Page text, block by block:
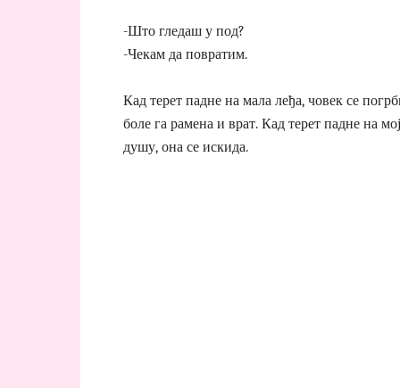
-Што гледаш у под?
-Чекам да повратим.
Кад терет падне на мала леђа, човек се
боле га рамена и врат. Кад терет падне на
душу, она се искида.